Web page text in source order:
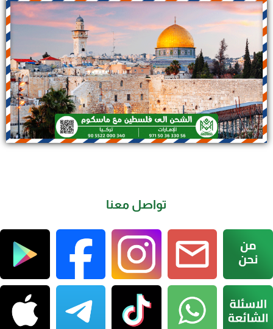
تواصل معنا